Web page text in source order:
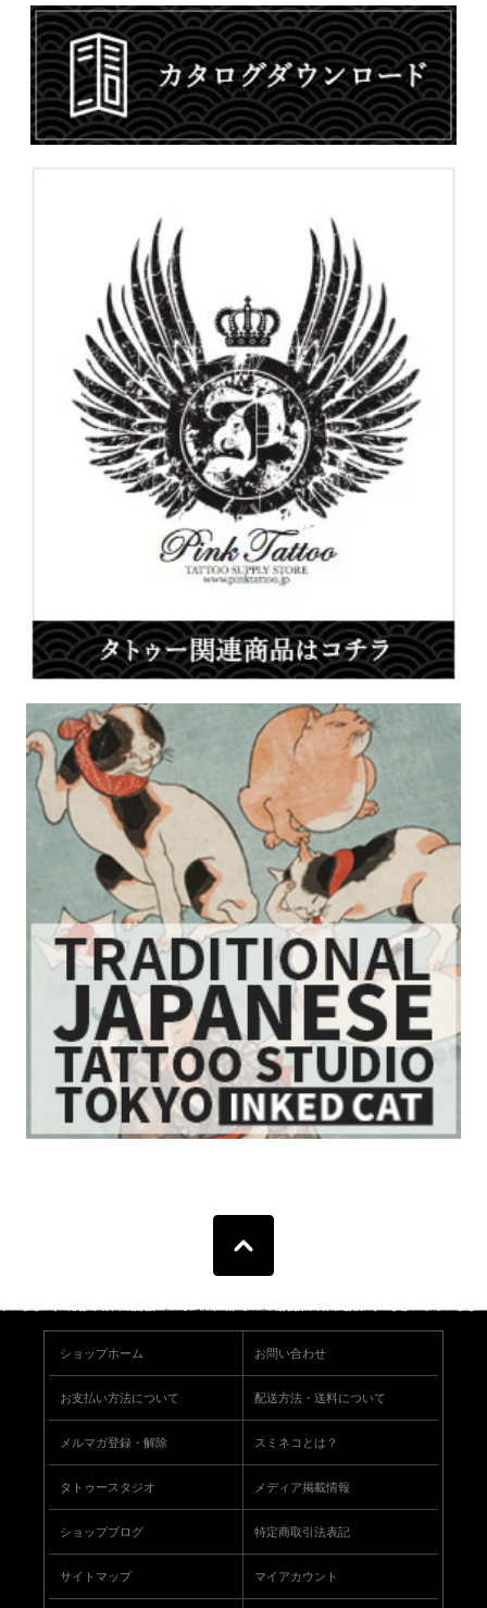
ショップホーム お問い合わせ
お支払い方法について 配送方法・送料について
メルマガ登録・解除 スミネコとは？
タトゥースタジオ メディア掲載情報
ショップブログ 特定商取引法表記
サイトマップ マイアカウント